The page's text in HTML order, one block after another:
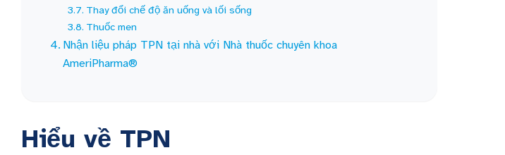
Thay đổi chế độ ăn uống và lối sống
Thuốc men
Nhận liệu pháp TPN tại nhà với Nhà thuốc chuyên khoa
AmeriPharma®
Hiểu về TPN